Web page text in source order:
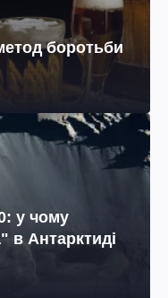
боротьби
у чому
в Антарктиді